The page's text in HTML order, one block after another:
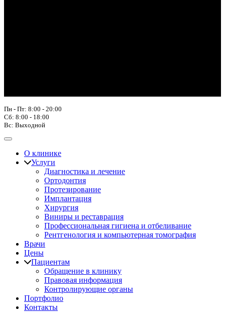
Пн - Пт: 8:00 - 20:00
Сб: 8:00 - 18:00
Вс: Выходной
О клинике
Услуги
Диагностика и лечение
Ортодонтия
Протезирование
Имплантация
Хирургия
Виниры и реставрация
Профессиональная гигиена и отбеливание
Рентгенология и компьютерная томография
Врачи
Цены
Пациентам
Обращение в клинику
Правовая информация
Контролирующие органы
Портфолио
Контакты